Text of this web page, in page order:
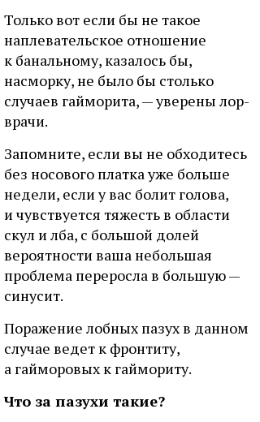
Только вот если бы не такое
наплевательское отношение
к банальному, казалось бы,
насморку, не было бы столько
случаев гайморита, — уверены лор-
врачи.
Запомните, если вы не обходитесь
без носового платка уже больше
недели, если у вас болит голова,
и чувствуется тяжесть в области
скул и лба, с большой долей
вероятности ваша небольшая
проблема переросла в большую —
синусит.
Поражение лобных пазух в данном
случае ведет к фронтиту,
а гайморовых к гаймориту.
Что за пазухи такие?